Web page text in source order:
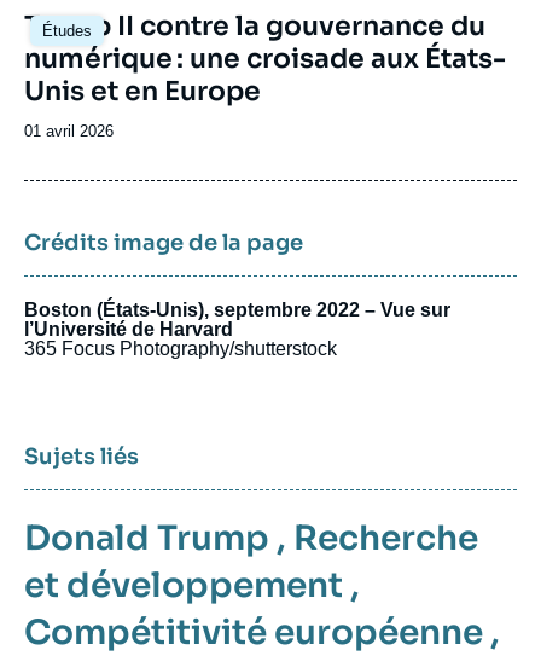
Études
Image
principale
Trump II contre la gouvernance du
numérique : une croisade aux États-
Unis et en Europe
Date
publication
01 avril 2026
Crédits image de la page
Boston (États-Unis), septembre 2022 – Vue sur
l’Université de Harvard
365 Focus Photography/shutterstock
Sujets liés
Donald Trump , Recherche
et développement ,
Compétitivité européenne ,